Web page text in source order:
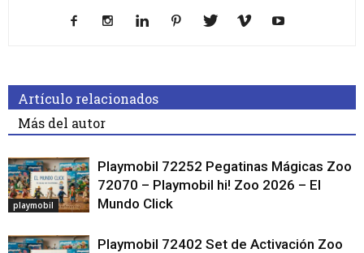
Artículo relacionados
Más del autor
playmobil
Playmobil 72252 Pegatinas Mágicas Zoo
72070 – Playmobil hi! Zoo 2026 – El
Mundo Click
Playmobil 72402 Set de Activación Zoo